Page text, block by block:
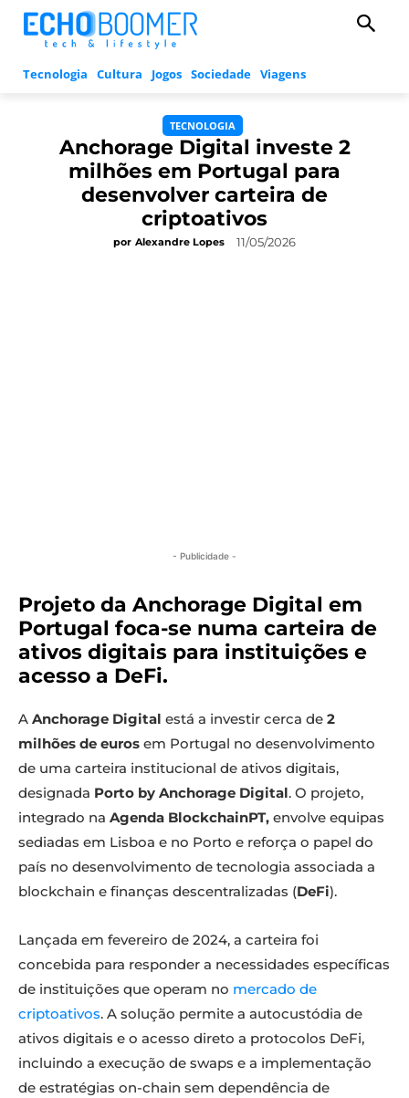
Tecnologia Cultura Jogos Sociedade Viagens
TECNOLOGIA
Anchorage Digital investe 2
milhões em Portugal para
desenvolver carteira de
criptoativos
por Alexandre Lopes 11/05/2026
- Publicidade -
Projeto da Anchorage Digital em
Portugal foca-se numa carteira de
ativos digitais para instituições e
acesso a DeFi.
A Anchorage Digital está a investir cerca de 2
milhões de euros em Portugal no desenvolvimento
de uma carteira institucional de ativos digitais,
designada Porto by Anchorage Digital. O projeto,
integrado na Agenda BlockchainPT, envolve equipas
sediadas em Lisboa e no Porto e reforça o papel do
país no desenvolvimento de tecnologia associada a
blockchain e finanças descentralizadas (DeFi).
Lançada em fevereiro de 2024, a carteira foi
concebida para responder a necessidades específicas
de instituições que operam no mercado de
criptoativos. A solução permite a autocustódia de
ativos digitais e o acesso direto a protocolos DeFi,
incluindo a execução de swaps e a implementação
de estratégias on-chain sem dependência de